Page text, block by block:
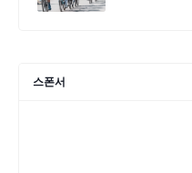
스폰서